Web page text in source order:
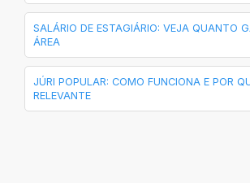
SALÁRIO DE ESTAGIÁRIO: VEJA QUANTO
ÁREA
JÚRI POPULAR: COMO FUNCIONA E POR
RELEVANTE